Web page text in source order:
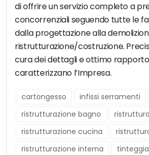
di offrire un servizio completo a
concorrenziali seguendo tutte le
dalla progettazione alla
ristrutturazione/costruzione.
cura dei dettagli e ottimo
caratterizzano l’Impresa.
cartongesso infissi serramenti
ristrutturazione bagno
ristrutturazione cucina
ristrutturazione interna